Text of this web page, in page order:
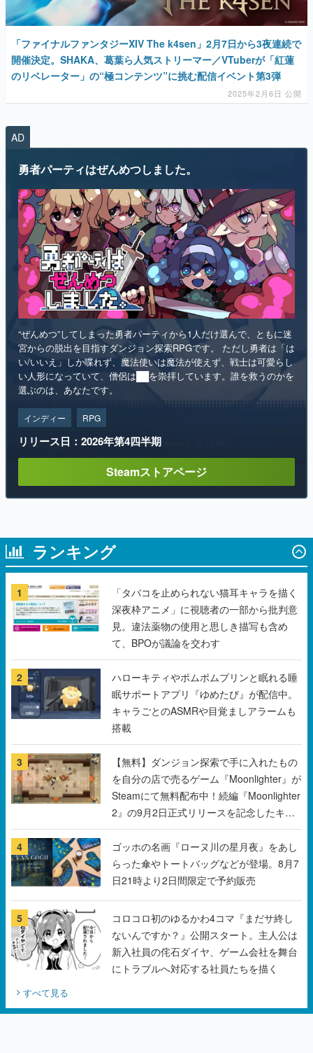
「ファイナルファンタジーXIV The k4sen」2月7日から3夜連続で
開催決定。SHAKA、葛葉ら人気ストリーマー／VTuberが「紅蓮
のリベレーター」の“極コンテンツ”に挑む配信イベント第3弾
2025年2月6日 公開
AD
勇者パーティはぜんめつしました。
“ぜんめつ”してしまった勇者パーティから1人だけ選んで、ともに迷
宮からの脱出を目指すダンジョン探索RPGです。 ただし勇者は「は
い/いいえ」しか喋れず、魔法使いは魔法が使えず、戦士は可愛らし
い人形になっていて、僧侶は██を崇拝しています。誰を救うのかを
選ぶのは、あなたです。
インディー RPG
リリース日：2026年第4四半期
Steamストアページ
ランキング
1
「タバコを止められない猫耳キャラを描く
深夜枠アニメ」に視聴者の一部から批判意
見。違法薬物の使用と思しき描写も含め
て、BPOが議論を交わす
2
ハローキティやポムポムプリンと眠れる睡
眠サポートアプリ『ゆめたび』が配信中。
キャラごとのASMRや目覚ましアラームも
搭載
3
【無料】ダンジョン探索で手に入れたもの
を自分の店で売るゲーム『Moonlighter』が
Steamにて無料配布中！続編『Moonlighter
2』の9月2日正式リリースを記念したキャ
ンペーン
4
ゴッホの名画『ローヌ川の星月夜』をあし
らった傘やトートバッグなどが登場。8月7
日21時より2日間限定で予約販売
5
コロコロ初のゆるかわ4コマ『まだサ終し
ないんですか？』公開スタート。主人公は
新入社員の侘石ダイヤ、ゲーム会社を舞台
にトラブルへ対応する社員たちを描く
すべて見る